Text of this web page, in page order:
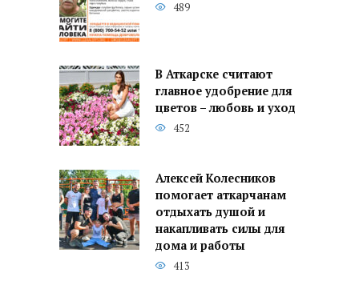
489
В Аткарске считают
главное удобрение для
цветов – любовь и уход
452
Алексей Колесников
помогает аткарчанам
отдыхать душой и
накапливать силы для
дома и работы
413